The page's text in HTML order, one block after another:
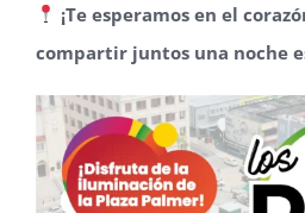
¡Te esperamos en el
compartir juntos una noche